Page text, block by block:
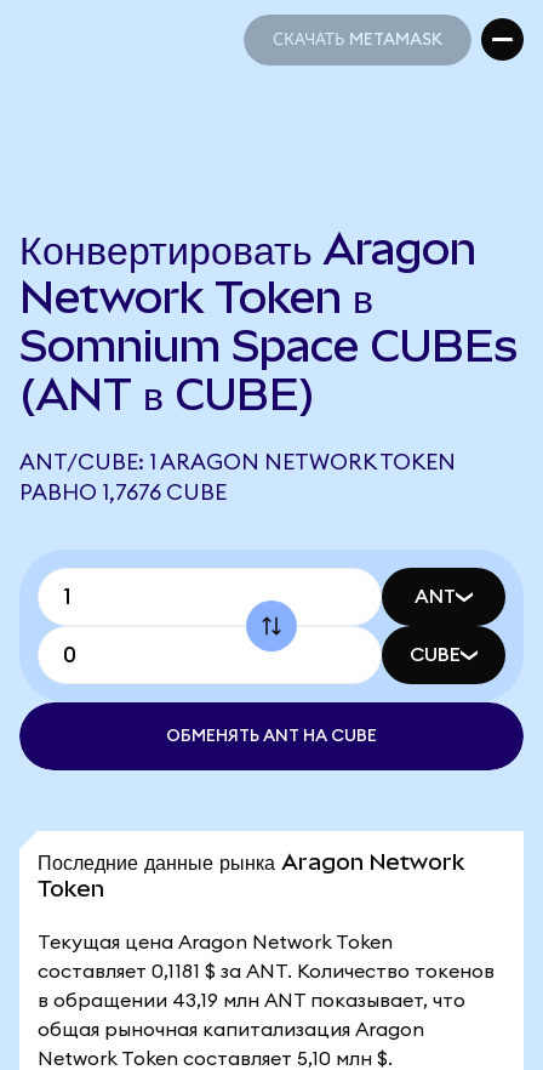
СКАЧАТЬ METAMASK
Конвертировать Aragon
Network Token в
Somnium Space CUBEs
(ANT в CUBE)
ANT/CUBE: 1 ARAGON NETWORK TOKEN
РАВНО 1,7676 CUBE
ANT
CUBE
ОБМЕНЯТЬ ANT НА CUBE
Последние данные рынка Aragon Network
Token
Текущая цена Aragon Network Token
составляет 0,1181 $ за ANT. Количество токенов
в обращении 43,19 млн ANT показывает, что
общая рыночная капитализация Aragon
Network Token составляет 5,10 млн $.